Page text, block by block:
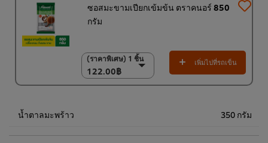
ซอสมะขามเปียกเข้มข้น ตราคนอร์ 850
กรัม
(ราคาพิเศษ) 1 ชิ้น
122.00฿
(ราคาพิเศษ) 1 ชิ้น
122.00฿
(ราคาพิเศษ) แพ็ค 9
เพิ่มไปที่รถเข็น
น้ำตาลมะพร้าว 350 กรัม